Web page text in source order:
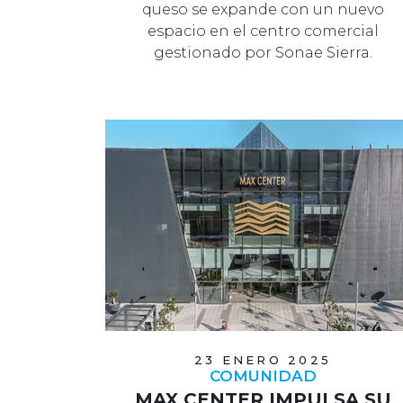
queso se expande con un nuevo
espacio en el centro comercial
gestionado por Sonae Sierra.
23 ENERO 2025
COMUNIDAD